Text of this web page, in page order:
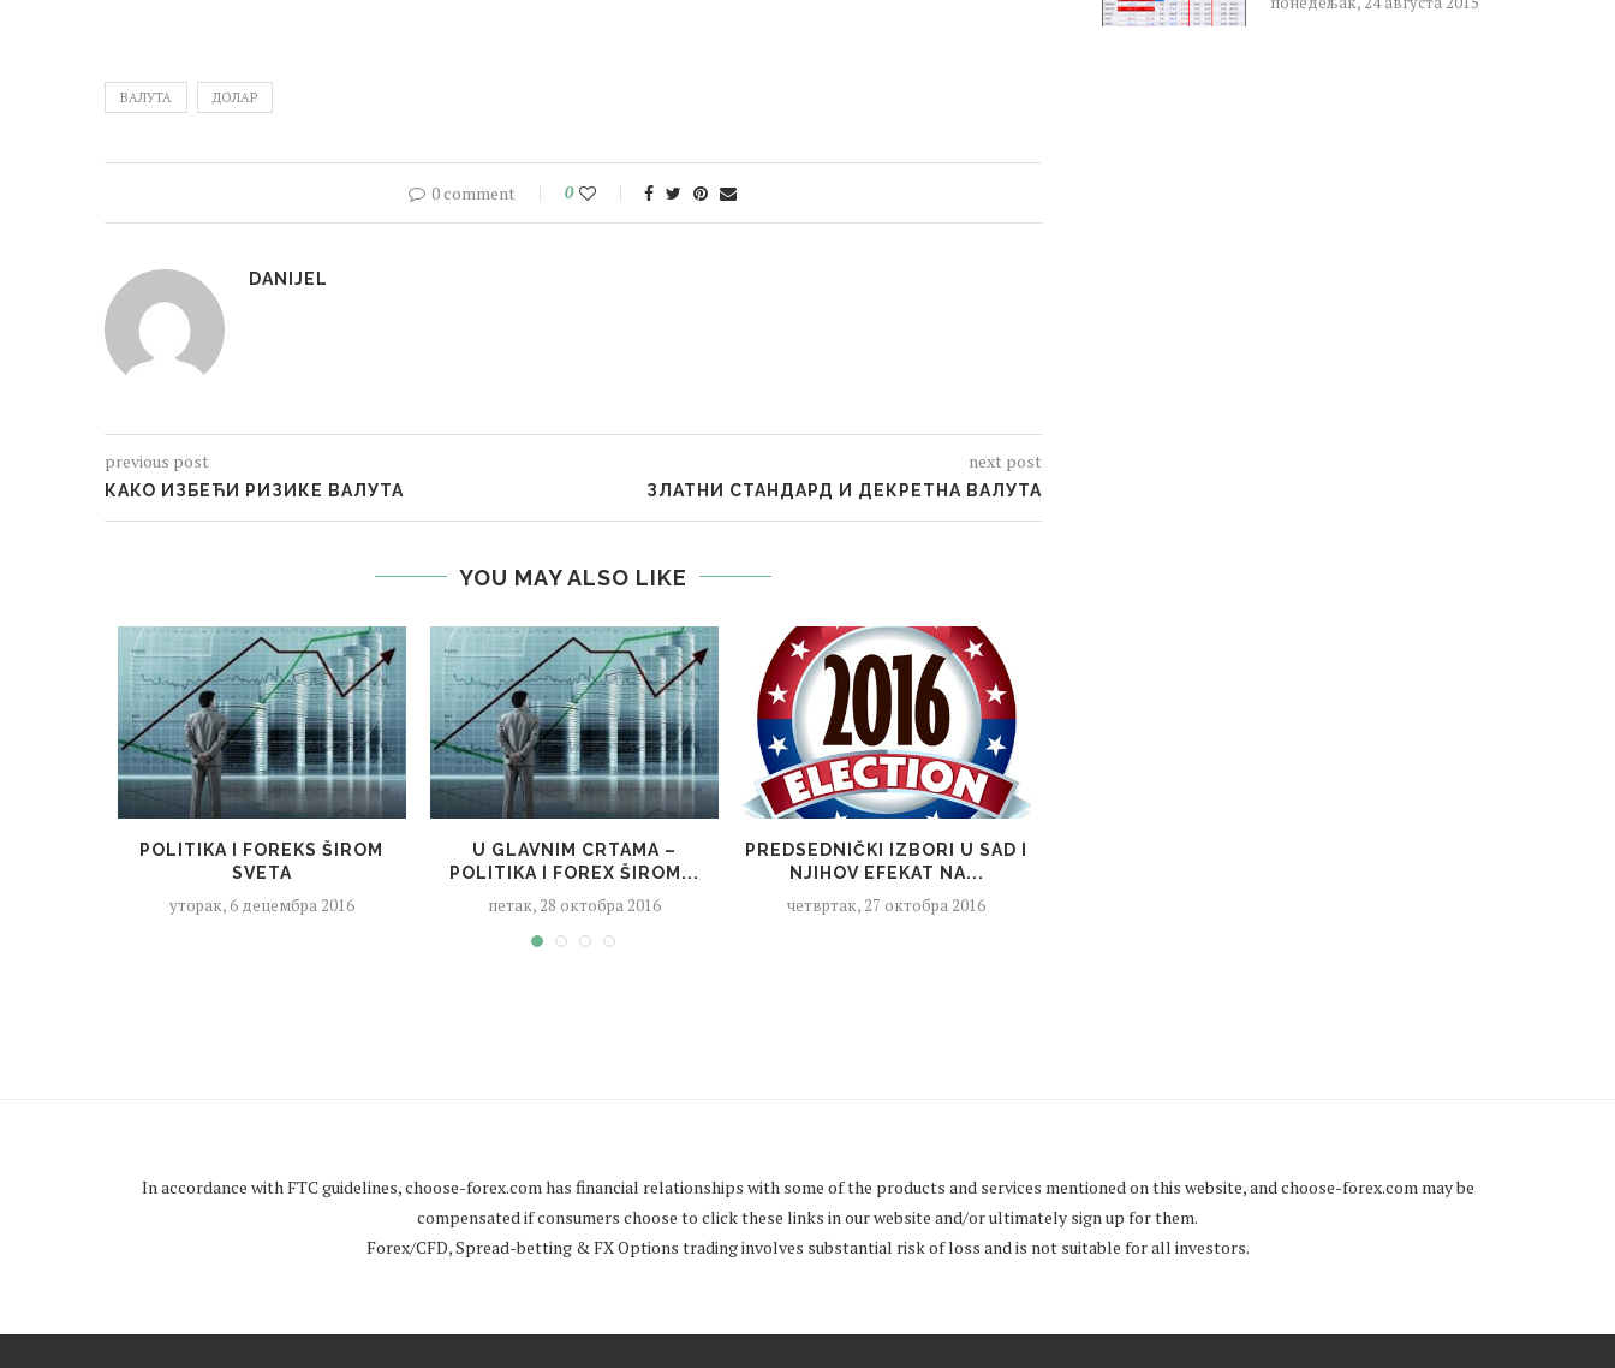
ВАЛУТА ДОЛАР
0 comment 0
DANIJEL
previous post
КАКО ИЗБЕЋИ РИЗИКЕ ВАЛУТА
next post
ЗЛАТНИ СТАНДАРД И ДЕКРЕТНА ВАЛУТА
YOU MAY ALSO LIKE
POLITIKA I FOREKS ŠIROM
SVETA
уторак, 6 децембра 2016
U GLAVNIM CRTAMA –
POLITIKA I FOREX ŠIROM...
петак, 28 октобра 2016
PREDSEDNIČKI IZBORI U SAD I
NJIHOV EFEKAT NA...
четвртак, 27 октобра 2016
In accordance with FTC guidelines,choose-forex.com has financial relationships with some of the products and services mentioned on this website, and choose-forex.com may be
compensated if consumers choose to click these links in our website and/or ultimately sign up for them.
Forex/CFD, Spread-betting & FX Options trading involves substantial risk of loss and is not suitable for all investors.